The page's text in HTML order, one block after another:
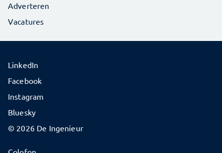
Adverteren
Vacatures
© 2026 De Ingenieur
LinkedIn
Facebook
Instagram
Bluesky